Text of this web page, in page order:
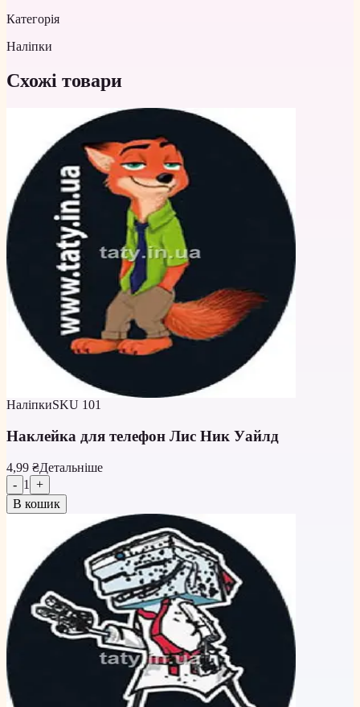
Категорія
Наліпки
Схожі товари
НаліпкиSKU 101
Наклейка для телефон Лис Ник Уайлд
4,99 ₴Детальніше
- 1
+
В кошик